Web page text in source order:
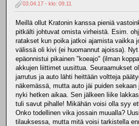
03.04.17 - klo: 09.11
Meillä ollut Kratonin kanssa pieniä
pitkälti johtuvat omista virheistä. Esim.
ratakset kun poika jatkoi ajamista vaikka
välissä oli kivi (ei huomannut ajoissa).
epäonnistui pikainen "koeajo" (ilman
akkujen liittimet uusittua. Seuraamukset
jarrutus ja auto lähti heittään voltteja
näkemässä, mutta auto jäi puiden
nyki hetken aikaa. Sen jälkeen liike
tuli savut pihalle! Mikähän voisi olla syy
Onko todellinen vika jossain muualla?
tilauksessa, mutta mitä voisi tarkistella